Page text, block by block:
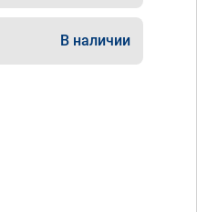
В наличии